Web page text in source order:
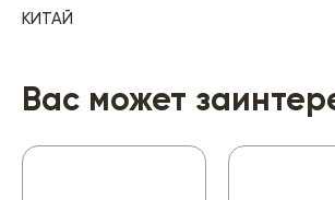
КИТАЙ
Вас может